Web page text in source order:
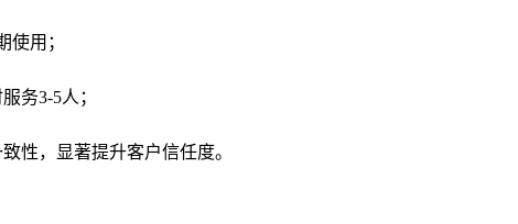
使用；
务3-5人；
性，显著提升客户信任度。